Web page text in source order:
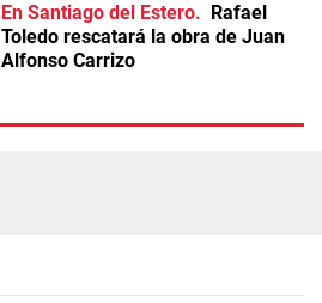
En Santiago del Estero
Rafael
Toledo rescatará la obra de Juan
Alfonso Carrizo